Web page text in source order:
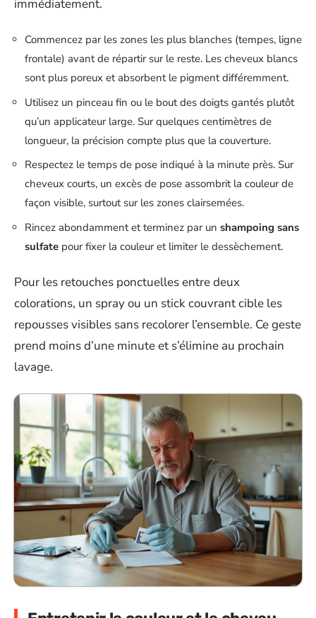
immédiatement.
Commencez par les zones les plus blanches (tempes, ligne
frontale) avant de répartir sur le reste. Les cheveux blancs
sont plus poreux et absorbent le pigment différemment.
Utilisez un pinceau fin ou le bout des doigts gantés plutôt
qu’un applicateur large. Sur quelques centimètres de
longueur, la précision compte plus que la couverture.
Respectez le temps de pose indiqué à la minute près. Sur
cheveux courts, un excès de pose assombrit la couleur de
façon visible, surtout sur les zones clairsemées.
Rincez abondamment et terminez par un shampoing sans
sulfate pour fixer la couleur et limiter le dessèchement.
Pour les retouches ponctuelles entre deux
colorations, un spray ou un stick couvrant cible les
repousses visibles sans recolorer l’ensemble. Ce geste
prend moins d’une minute et s’élimine au prochain
lavage.